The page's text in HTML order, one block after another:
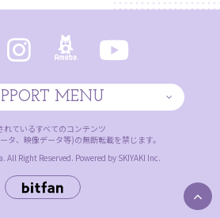
MENU
れているすべてのコンテンツ
タ、映像データ等)の無断転載を禁じます。
All Right Reserved. Powered by SKIYAKI Inc.